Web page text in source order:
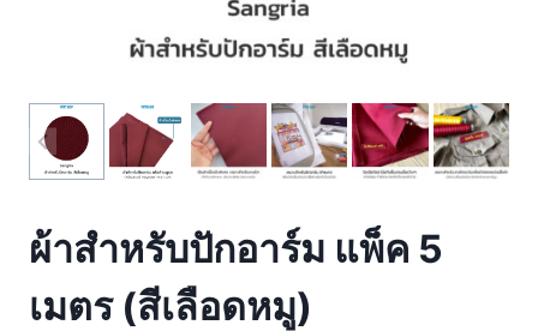
ผ้าสำหรับปักอาร์ม แพ็ค 5
เมตร (สีเลือดหมู)